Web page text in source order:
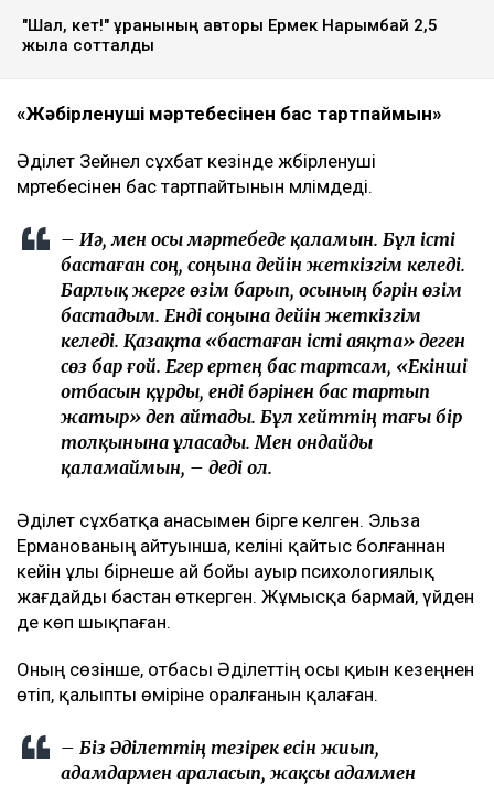
"Шал, кет!" ұранының авторы Ермек Нарымбай 2,5
жылға сотталды
«Жәбірленуші мәртебесінен бас тартпаймын»
Әділет Зейнел сұхбат кезінде жәбірленуші
мәртебесінен бас тартпайтынын мәлімдеді.
– Иә, мен осы мәртебеде қаламын. Бұл істі
бастаған соң, соңына дейін жеткізгім келеді.
Барлық жерге өзім барып, осының бәрін өзім
бастадым. Енді соңына дейін жеткізгім
келеді. Қазақта «бастаған істі аяқта» деген
сөз бар ғой. Егер ертең бас тартсам, «Екінші
отбасын құрды, енді бәрінен бас тартып
жатыр» деп айтады. Бұл хейттің тағы бір
толқынына ұласады. Мен ондайды
қаламаймын, – деді ол.
Әділет сұхбатқа анасымен бірге келген. Эльза
Ерманованың айтуынша, келіні қайтыс болғаннан
кейін ұлы бірнеше ай бойы ауыр психологиялық
жағдайды бастан өткерген. Жұмысқа бармай, үйден
де көп шықпаған.
Оның сөзінше, отбасы Әділеттің осы қиын кезеңнен
өтіп, қалыпты өміріне оралғанын қалаған.
– Біз Әділеттің тезірек есін жиып,
адамдармен араласып, жақсы адаммен